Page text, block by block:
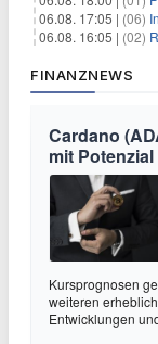
06.08. 17:05 | (06)
06.08. 16:05 | (02)
FINANZNEWS
Cardano
mit
Kursprognosen
weiteren
Entwicklungen